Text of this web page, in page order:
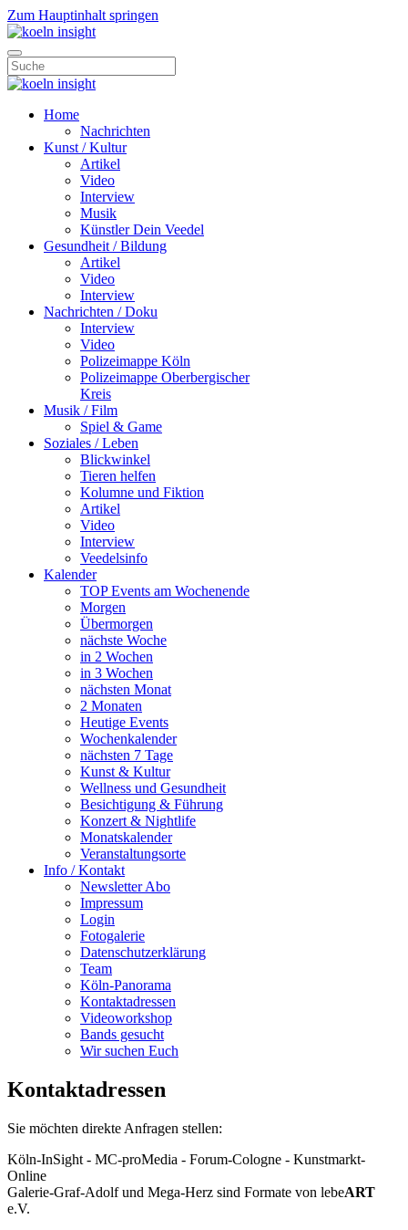
Zum Hauptinhalt springen
Home
Nachrichten
Kunst / Kultur
Artikel
Video
Interview
Musik
Künstler Dein Veedel
Gesundheit / Bildung
Artikel
Video
Interview
Nachrichten / Doku
Interview
Video
Polizeimappe Köln
Polizeimappe Oberbergischer
Kreis
Musik / Film
Spiel & Game
Soziales / Leben
Blickwinkel
Tieren helfen
Kolumne und Fiktion
Artikel
Video
Interview
Veedelsinfo
Kalender
TOP Events am Wochenende
Morgen
Übermorgen
nächste Woche
in 2 Wochen
in 3 Wochen
nächsten Monat
2 Monaten
Heutige Events
Wochenkalender
nächsten 7 Tage
Kunst & Kultur
Wellness und Gesundheit
Besichtigung & Führung
Konzert & Nightlife
Monatskalender
Veranstaltungsorte
Info / Kontakt
Newsletter Abo
Impressum
Login
Fotogalerie
Datenschutzerklärung
Team
Köln-Panorama
Kontaktadressen
Videoworkshop
Bands gesucht
Wir suchen Euch
Kontaktadressen
Sie möchten direkte Anfragen stellen:
Köln-InSight - MC-proMedia - Forum-Cologne - Kunstmarkt-
Online
Galerie-Graf-Adolf und Mega-Herz sind Formate von lebeART
e.V.